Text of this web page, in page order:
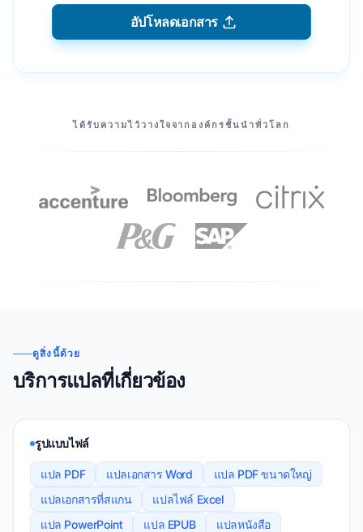
อัปโหลดเอกสาร
พันธมิตรของเราได้รับความไว้วางใจจากองค์กรชั้นนําทั่วโลก
ดูสิ่งนี้ด้วย
บริการแปลที่เกี่ยวข้อง
รูปแบบไฟล์
แปล PDF แปลเอกสาร Word
แปล PDF ขนาดใหญ่
แปลเอกสารที่สแกน
แปลไฟล์ Excel
แปล PowerPoint
แปล EPUB
แปลหนังสือ